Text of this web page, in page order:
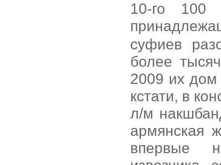
10-го 100
суфиев
более
2009 их
кстати, в
л/м
армянская
впервые